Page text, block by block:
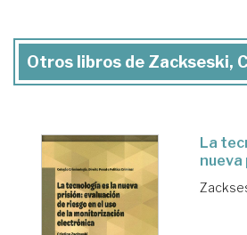
Otros libros de Zackseski,
La
nueva